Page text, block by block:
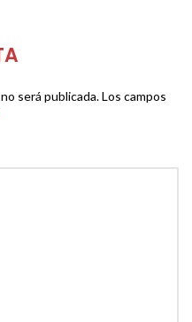
será publicada.Los campos